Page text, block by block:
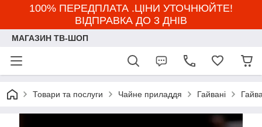
100% ПЕРЕДПЛАТА .ЦІНИ УТОЧНЮЙТЕ!
ВІДПРАВКА ДО 3 ДНІВ
МАГАЗИН ТВ-ШОП
Товари та послуги Чайне приладдя Гайвані